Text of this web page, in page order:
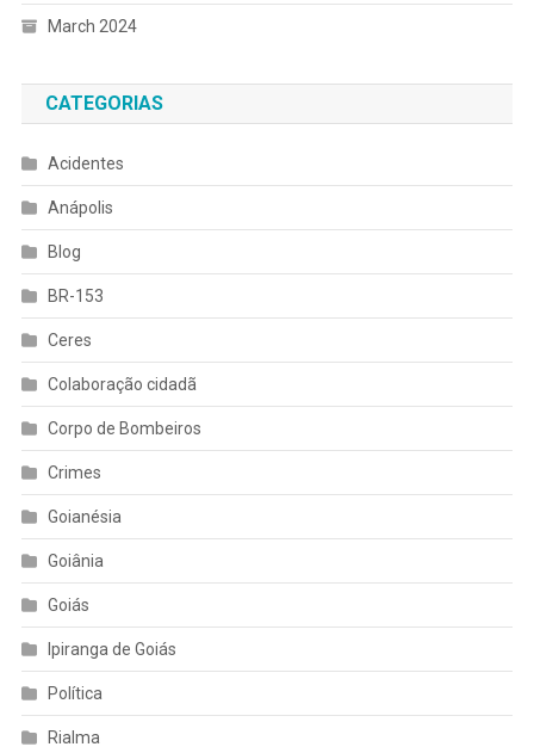
March 2024
CATEGORIAS
Acidentes
Anápolis
Blog
BR-153
Ceres
Colaboração cidadã
Corpo de Bombeiros
Crimes
Goianésia
Goiânia
Goiás
Ipiranga de Goiás
Política
Rialma